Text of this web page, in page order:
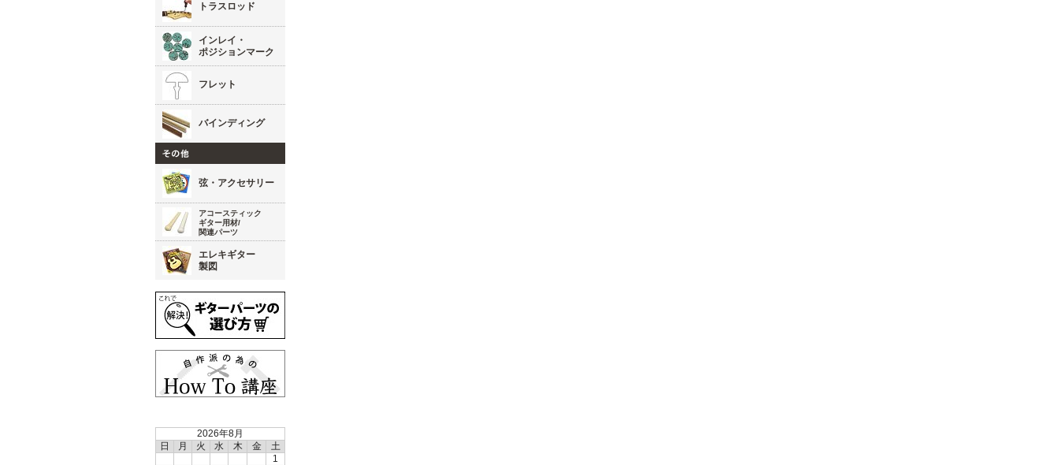
トラスロッド
インレイ・
ポジションマーク
フレット
バインディング
弦・アクセサリー
アコースティック
ギター用材/
関連パーツ
エレキギター
製図
2026年8月
日
月 火 水 木 金
土
1